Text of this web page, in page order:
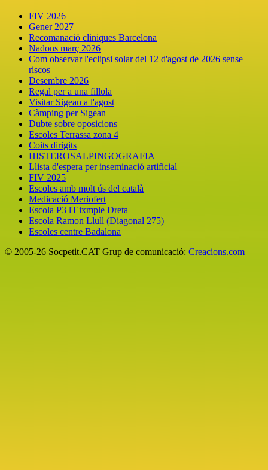
FIV 2026
Gener 2027
Recomanació cliniques Barcelona
Nadons març 2026
Com observar l'eclipsi solar del 12 d'agost de 2026 sense
riscos
Desembre 2026
Regal per a una fillola
Visitar Sigean a l'agost
Càmping per Sigean
Dubte sobre oposicions
Escoles Terrassa zona 4
Coits dirigits
HISTEROSALPINGOGRAFIA
Llista d'espera per inseminació artificial
FIV 2025
Escoles amb molt ús del català
Medicació Meriofert
Escola P3 l'Eixmple Dreta
Escola Ramon Llull (Diagonal 275)
Escoles centre Badalona
© 2005-26 Socpetit.CAT Grup de comunicació: Creacions.com